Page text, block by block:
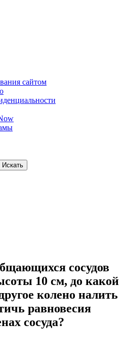
сайтом
Искать
сосудов
10 см, до какой
колено налить
равновесия
сосуда?